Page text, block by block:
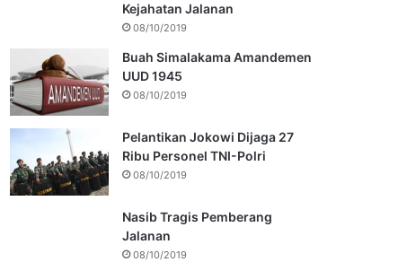
Kejahatan Jalanan
08/10/2019
Buah Simalakama Amandemen
UUD 1945
08/10/2019
Pelantikan Jokowi Dijaga 27
Ribu Personel TNI-Polri
08/10/2019
Nasib Tragis Pemberang
Jalanan
08/10/2019